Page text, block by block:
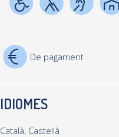
De pagament
IDIOMES
Català, Castellà